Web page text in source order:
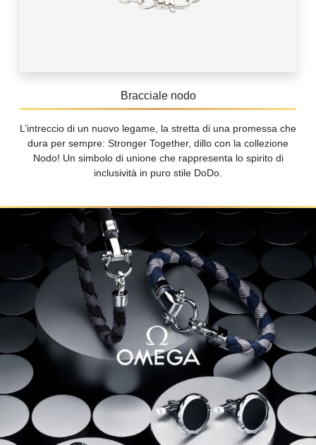
Bracciale nodo
L’intreccio di un nuovo legame, la stretta di una promessa che
dura per sempre: Stronger Together, dillo con la collezione
Nodo! Un simbolo di unione che rappresenta lo spirito di
inclusività in puro stile DoDo.